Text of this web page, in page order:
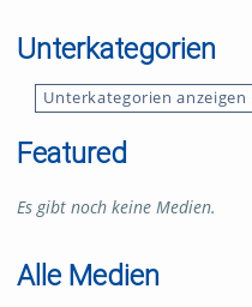
Unterkategorien
Unterkategorien anzeigen
Featured
Es gibt noch keine Medien.
Alle Medien